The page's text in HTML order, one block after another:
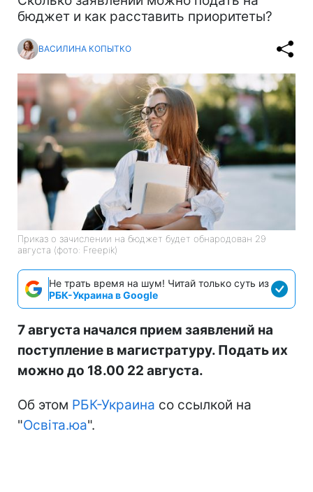
бюджет и как расставить приоритеты?
ВАСИЛИНА КОПЫТКО
Приказ о зачислении на бюджет будет обнародован 29
августа (фото: Freepik)
Не трать время на шум! Читай только суть из
РБК-Украина в Google
7 августа начался прием заявлений на
поступление в магистратуру. Подать их
можно до 18.00 22 августа.
Об этом РБК-Украина со ссылкой на
"Освіта.юа".